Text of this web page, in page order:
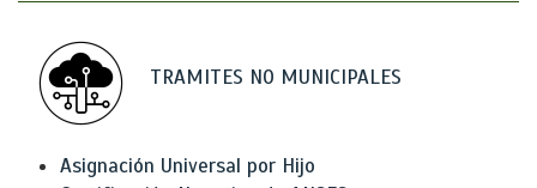
TRAMITES NO MUNICIPALES
Asignación Universal por Hijo